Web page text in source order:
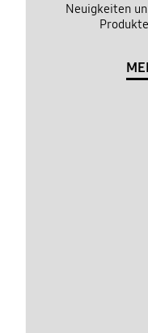
Neuigkeiten